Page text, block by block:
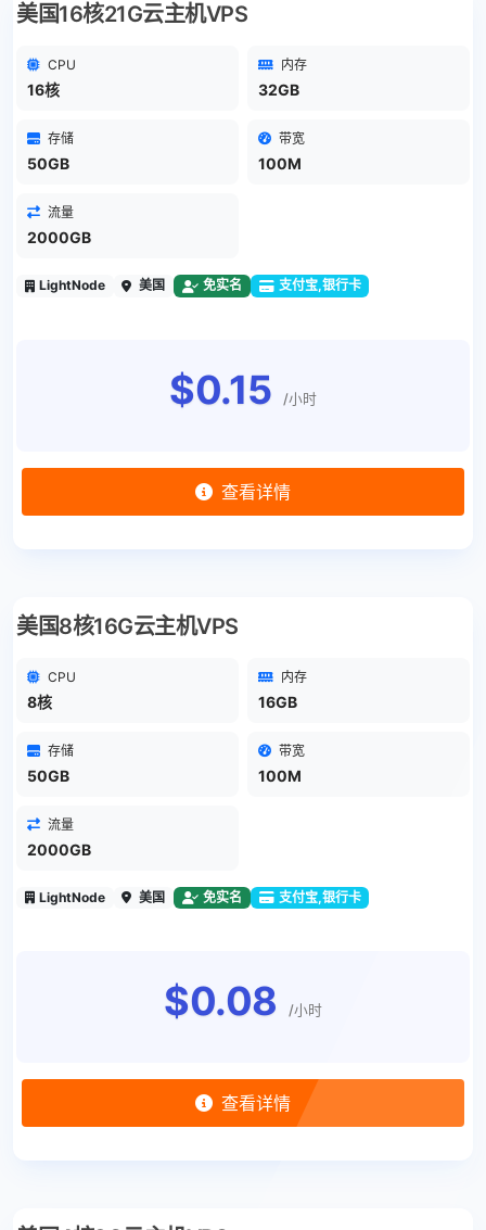
美国16核21G云主机VPS
CPU
16核
内存
32GB
存储
50GB
带宽
100M
流量
2000GB
LightNode 美国 免实名 支付宝,银行卡
$0.15 /小时
查看详情
美国8核16G云主机VPS
CPU
8核
内存
16GB
存储
50GB
带宽
100M
流量
2000GB
LightNode 美国 免实名 支付宝,银行卡
$0.08 /小时
查看详情